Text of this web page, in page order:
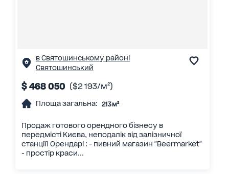
в Святошинському районі
Святошинський
$ 468 050 ($2 193/м²)
Площа загальна: 213 м²
Продаж готового орендного бізнесу в
передмісті Києва, неподалік від залізничної
станції! Орендарі : - пивний магазин "Beermarket"
- простір краси...